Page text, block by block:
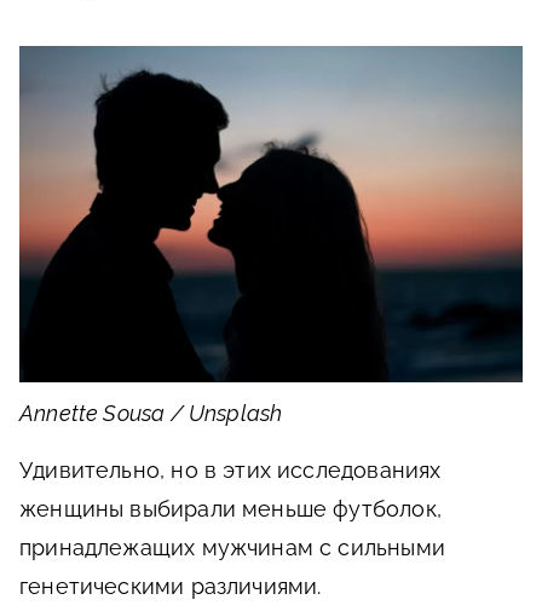
Annette Sousa / Unsplash
Удивительно, но в этих исследованиях
женщины выбирали меньше футболок,
принадлежащих мужчинам с сильными
генетическими различиями.